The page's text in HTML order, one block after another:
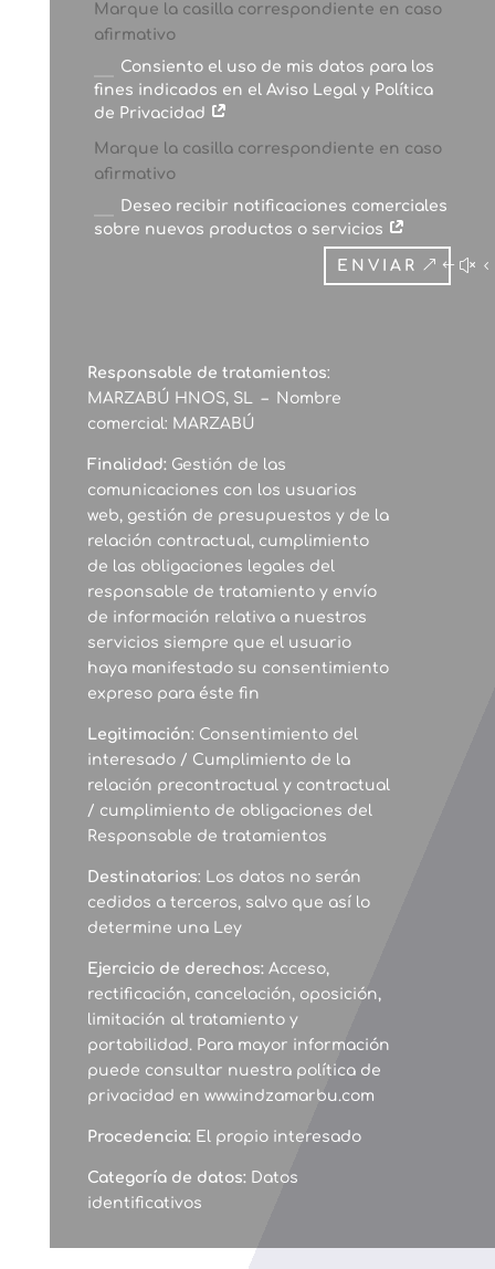
Marque la casilla correspondiente en caso
afirmativo
Consiento el uso de mis datos para los
fines indicados en el Aviso Legal y Política
de Privacidad
Marque la casilla correspondiente en caso
afirmativo
Deseo recibir notificaciones comerciales
sobre nuevos productos o servicios
ENVIAR
Responsable de tratamientos:
MARZABÚ HNOS, SL – Nombre
comercial: MARZABÚ
Finalidad: Gestión de las
comunicaciones con los usuarios
web, gestión de presupuestos y de la
relación contractual, cumplimiento
de las obligaciones legales del
responsable de tratamiento y envío
de información relativa a nuestros
servicios siempre que el usuario
haya manifestado su consentimiento
expreso para éste fin
Legitimación: Consentimiento del
interesado / Cumplimiento de la
relación precontractual y contractual
/ cumplimiento de obligaciones del
Responsable de tratamientos
Destinatarios: Los datos no serán
cedidos a terceros, salvo que así lo
determine una Ley
Ejercicio de derechos: Acceso,
rectificación, cancelación, oposición,
limitación al tratamiento y
portabilidad. Para mayor información
puede consultar nuestra política de
privacidad en www.indzamarbu.com
Procedencia:El propio interesado
Categoría de datos: Datos
identificativos